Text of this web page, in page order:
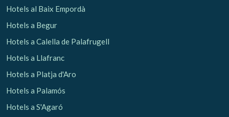
Hotels al Baix Empordà
Hotels a Begur
Hotels a Calella de Palafrugell
Hotels a Llafranc
Hotels a Platja d'Aro
Hotels a Palamós
Hotels a S'Agaró
Si continua navegant, suposa l'acceptació de la instal·lació
navegador podent, si així ho desitja, impedir que siguin
compte que aquesta acció podrà ocasionar dificultats de
Analítiques i personalització
Permeten fer el seguiment i l'anàlisi del comportament
mitjançant aquest tipus de cookies s'utilitza en el